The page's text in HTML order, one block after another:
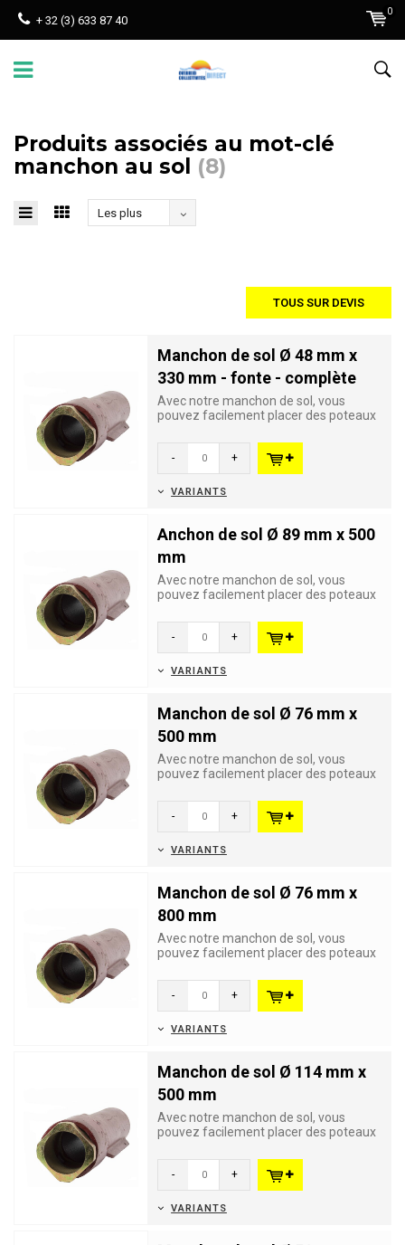
+ 32 (3) 633 87 40
0
Produits associés au mot-clé
manchon au sol (8)
Les plus
TOUS SUR DEVIS
Manchon de sol Ø 48 mm x
330 mm - fonte - complète
Avec notre manchon de sol, vous
pouvez facilement placer des poteaux
- +
VARIANTS
Anchon de sol Ø 89 mm x 500
mm
Avec notre manchon de sol, vous
pouvez facilement placer des poteaux
- +
VARIANTS
Manchon de sol Ø 76 mm x
500 mm
Avec notre manchon de sol, vous
pouvez facilement placer des poteaux
- +
VARIANTS
Manchon de sol Ø 76 mm x
800 mm
Avec notre manchon de sol, vous
pouvez facilement placer des poteaux
- +
VARIANTS
Manchon de sol Ø 114 mm x
500 mm
Avec notre manchon de sol, vous
pouvez facilement placer des poteaux
- +
VARIANTS